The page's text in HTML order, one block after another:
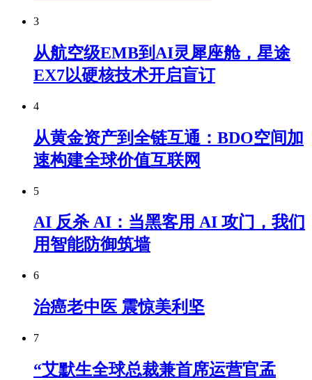
3
从航空级EMB到AI灵犀座舱，星途
EX7以硬核技术开启盲订
4
从黄金资产到全链互通：BDO空间加
速构建全球价值互联网
5
AI 反杀 AI：当黑客用 AI 攻门，我们
用智能防御筑墙
6
治癌老中医 震惊美利坚
7
“艾默生全球总裁兼首席运营官孟